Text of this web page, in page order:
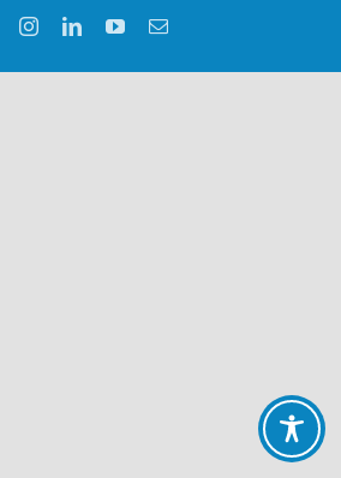
FacebookInstagramLinkedInYouTube
E-